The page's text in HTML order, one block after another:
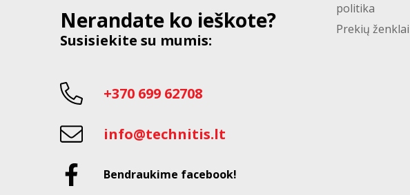
Nerandate ko ieškote?
Susisiekite su mumis:
+370 699 62708
info@technitis.lt
Bendraukime facebook!
politika
Prekių ženklai